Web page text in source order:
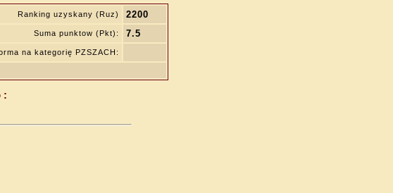
Ranking uzyskany (Ruz) 2200
Suma punktow (Pkt): 7.5
na kategorię PZSZACH: